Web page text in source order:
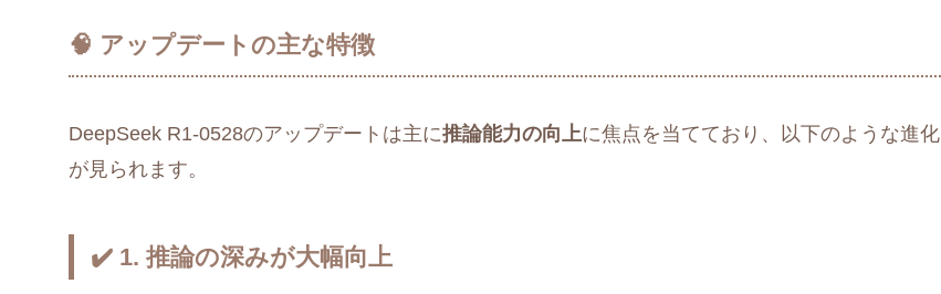
🧠 アップデートの主な特徴
DeepSeek R1-0528のアップデートは主に推論能力の向上に焦点を当てており、以下のような進化
が見られます。
✔️ 1. 推論の深みが大幅向上